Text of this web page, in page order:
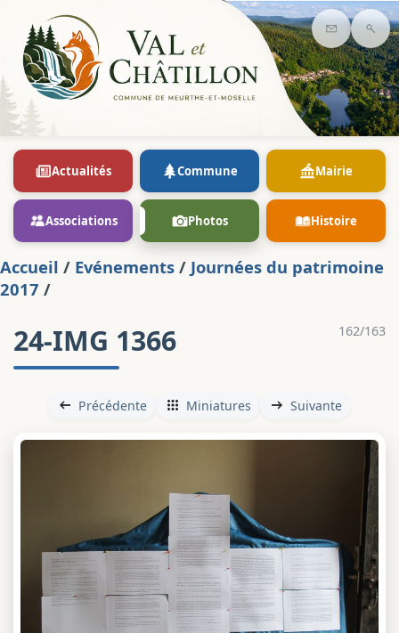
Contact
Actualités Commune Mairie
Associations Photos Histoire
Accueil / Evénements / Journées du patrimoine
2017 /
162/163
24-IMG 1366
Précédente Miniatures Suivante